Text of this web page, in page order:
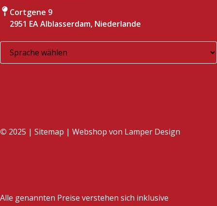
Cortgene 9
2951 EA Alblasserdam, Niederlande
© 2025 | Sitemap | Webshop von Lamper Design
Alle genannten Preise verstehen sich inklusive